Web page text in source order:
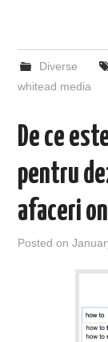
Diverse
whitead media
De ce
pentru
afaceri
Posted on